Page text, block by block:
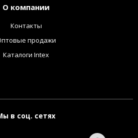
О компании
Контакты
продажи
Каталоги Intex
в соц. сетях